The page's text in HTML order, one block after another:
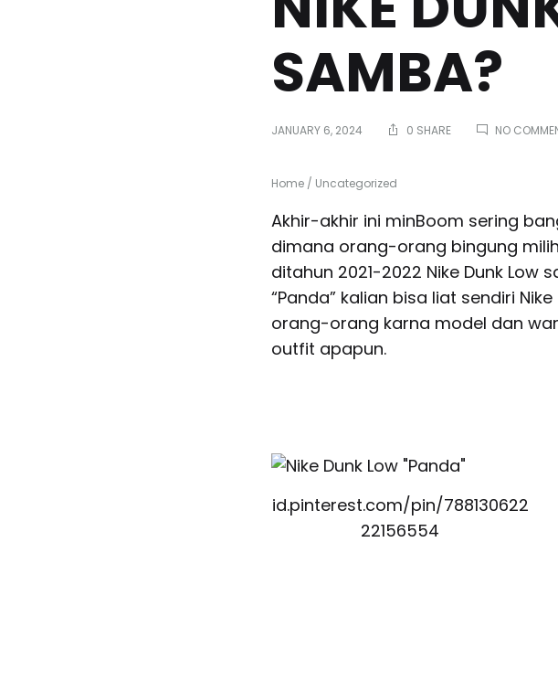
SAMBA?
JANUARY 6, 2024 0 SHARE NO
Home / Uncategorized
Akhir-akhir ini minBoom sering
dimana orang-orang bingung
ditahun 2021-2022 Nike Dunk
“Panda” kalian bisa liat sendiri
orang-orang karna model dan
outfit apapun.
id.pinterest.com/pin/788130622
22156554